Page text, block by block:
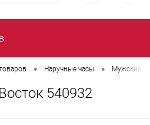
• Наручные часы • Мужские
540932